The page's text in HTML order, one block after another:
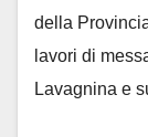
della
lavori di
Lavagnina e